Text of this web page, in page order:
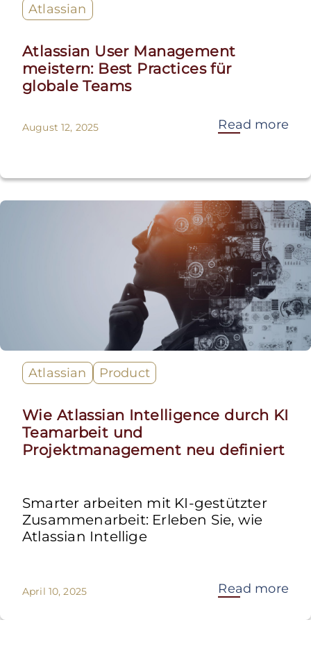
Atlassian
Atlassian User Management
meistern: Best Practices für
globale Teams
August 12, 2025 Read more
Atlassian Product
Wie Atlassian Intelligence durch KI
Teamarbeit und
Projektmanagement neu definiert
Smarter arbeiten mit KI-gestützter
Zusammenarbeit: Erleben Sie, wie
Atlassian Intellige
April 10, 2025 Read more